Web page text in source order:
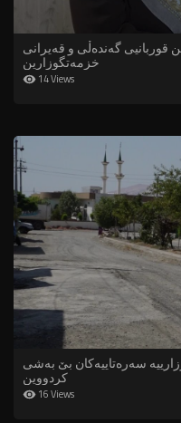
قوربانیی گەندەڵی و قەیرانی
خزمەتگوزارین
14 Views
سه‌ره‌تاییه‌كان بێ به‌شی
كردووین‌
16 Views